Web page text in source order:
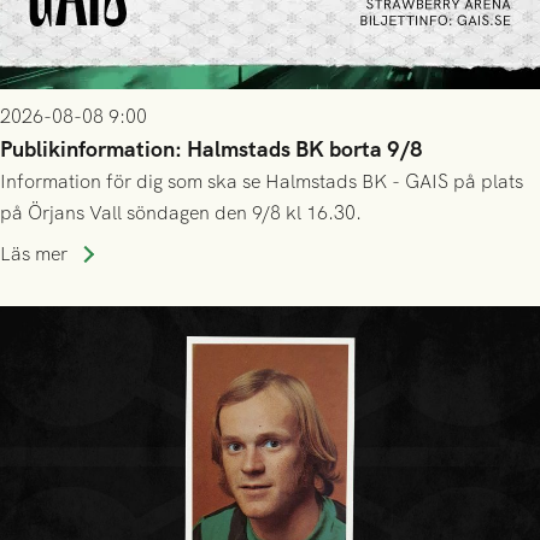
2026-08-08 9:00
Publikinformation: Halmstads BK borta 9/8
Information för dig som ska se Halmstads BK - GAIS på plats
på Örjans Vall söndagen den 9/8 kl 16.30.
Läs mer